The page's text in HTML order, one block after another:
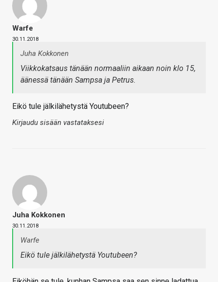
Warfe
30.11.2018
Juha Kokkonen
Viikkokatsaus tänään normaaliin aikaan noin klo 15,
äänessä tänään Sampsa ja Petrus.
Eikö tule jälkilähetystä Youtubeen?
Kirjaudu sisään vastataksesi
Juha Kokkonen
30.11.2018
Warfe
Eikö tule jälkilähetystä Youtubeen?